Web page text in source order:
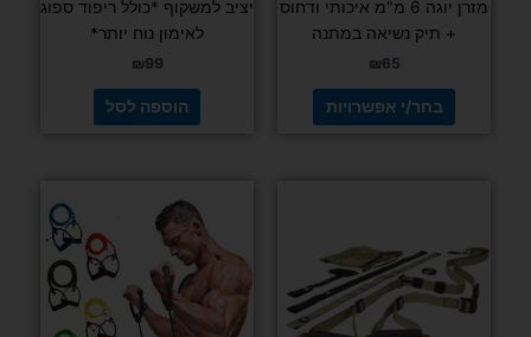
מזרן יוגה 6 מ"מ איכותי ודחוס
+ תיק נשיאה במתנה
₪65
בחר/י אפשרויות
יציב למשקוף *כולל ריפוד ספוג
לאימון נוח יותר*
₪99
הוספה לסל
מספר
סוגים.
ניתן